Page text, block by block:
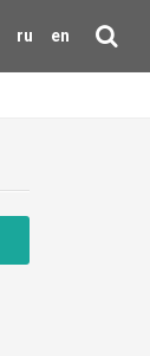
ru en